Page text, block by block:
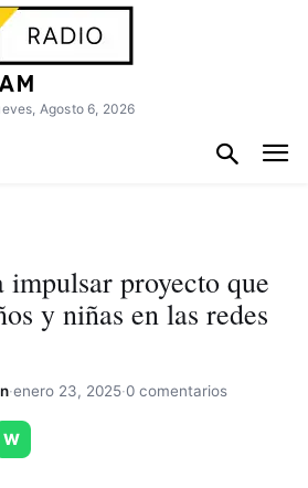
Agosto 6, 2026
proyecto que
y niñas en las redes
·enero 23, 2025·0 comentarios
W